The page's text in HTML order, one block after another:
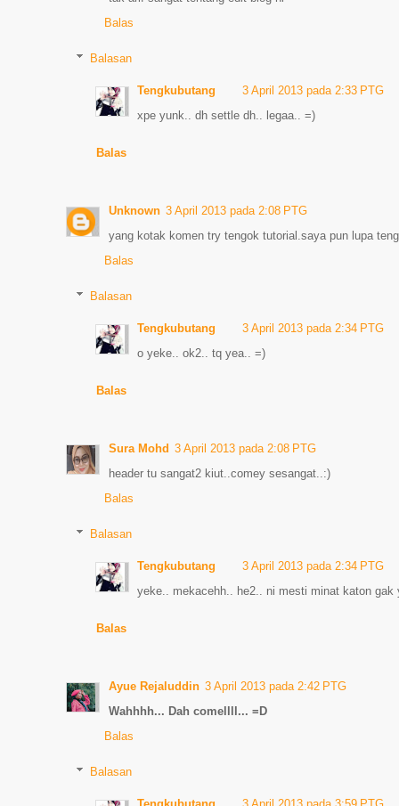
Balas
Balasan
Tengkubutang
3 April 2013 pada 2:33 PTG
xpe yunk.. dh settle dh.. legaa.. =)
Balas
Unknown 3 April 2013 pada 2:08 PTG
yang kotak komen try tengok tutorial.saya pun lupa
Balas
Balasan
Tengkubutang
3 April 2013 pada 2:34 PTG
o yeke.. ok2.. tq yea.. =)
Balas
Sura Mohd 3 April 2013 pada 2:08 PTG
header tu sangat2 kiut..comey sesangat..:)
Balas
Balasan
Tengkubutang
3 April 2013 pada 2:34 PTG
yeke.. mekacehh.. he2.. ni mesti minat katon gak
Balas
Ayue Rejaluddin 3 April 2013 pada 2:42 PTG
Wahhhh... Dah comellll... =D
Balas
Balasan
Tengkubutang
3 April 2013 pada 3:59 PTG